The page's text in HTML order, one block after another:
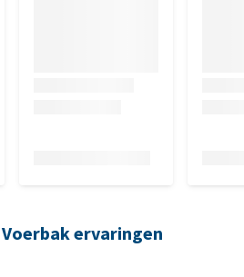
ervaringen